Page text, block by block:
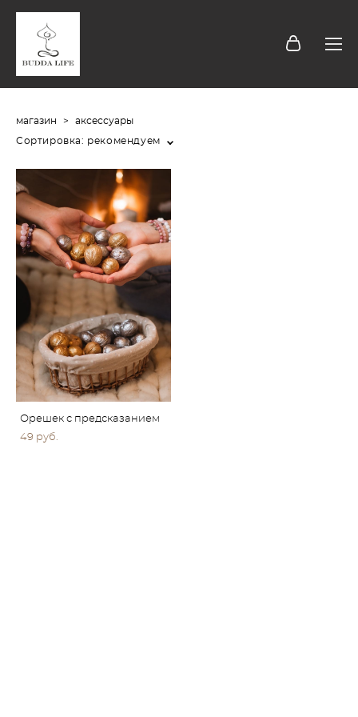
магазин > аксессуары
Сортировка: рекомендуем
Орешек с предсказанием
49 pуб.